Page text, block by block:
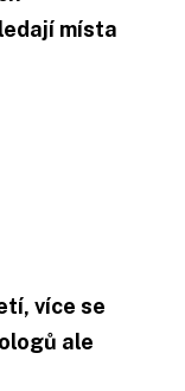
místa
více se
ale